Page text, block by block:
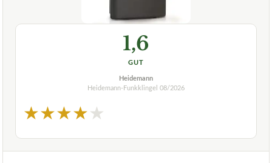
1,6
GUT
Heidemann
Heidemann-Funkklingel
08/2026
★★★★★